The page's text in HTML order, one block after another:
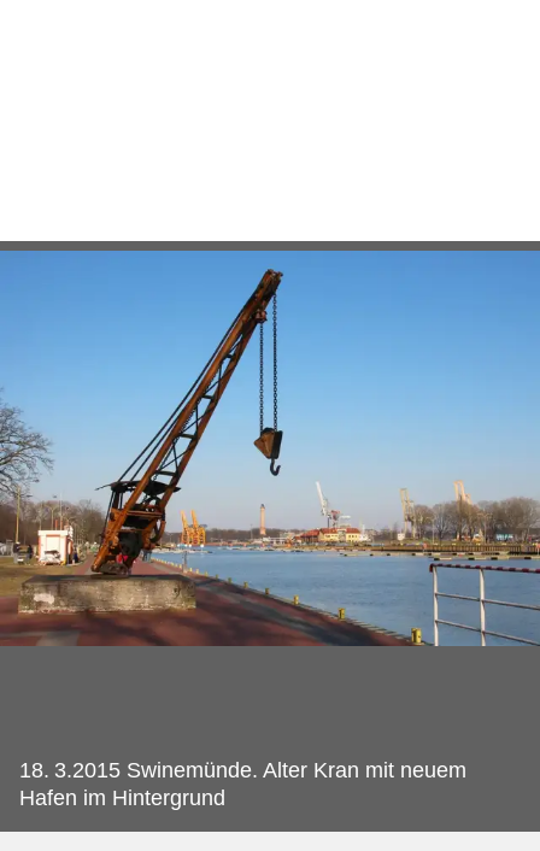
18. 3.2015 Swinemünde. Alter Kran mit neuem
Hafen im Hintergrund